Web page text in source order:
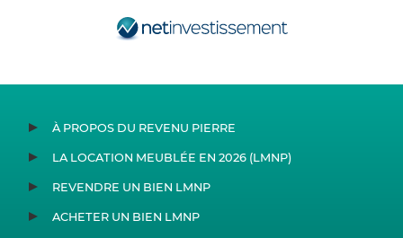
À PROPOS DU REVENU PIERRE
LA LOCATION MEUBLÉE EN 2026 (LMNP)
REVENDRE UN BIEN LMNP
ACHETER UN BIEN LMNP